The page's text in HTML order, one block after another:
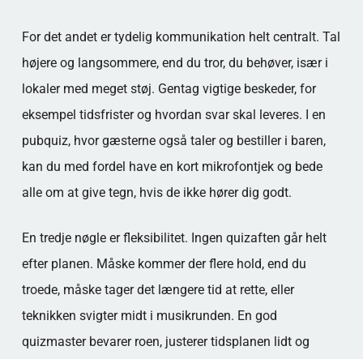
For det andet er tydelig kommunikation helt centralt. Tal
højere og langsommere, end du tror, du behøver, især i
lokaler med meget støj. Gentag vigtige beskeder, for
eksempel tidsfrister og hvordan svar skal leveres. I en
pubquiz, hvor gæsterne også taler og bestiller i baren,
kan du med fordel have en kort mikrofontjek og bede
alle om at give tegn, hvis de ikke hører dig godt.
En tredje nøgle er fleksibilitet. Ingen quizaften går helt
efter planen. Måske kommer der flere hold, end du
troede, måske tager det længere tid at rette, eller
teknikken svigter midt i musikrunden. En god
quizmaster bevarer roen, justerer tidsplanen lidt og